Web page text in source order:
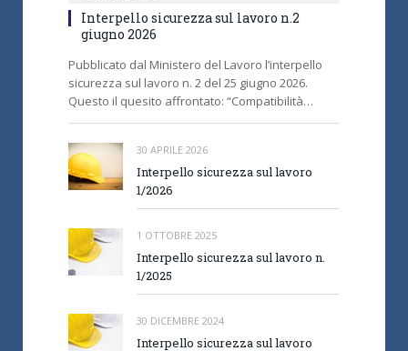
Interpello sicurezza sul lavoro n.2
giugno 2026
Pubblicato dal Ministero del Lavoro l’interpello
sicurezza sul lavoro n. 2 del 25 giugno 2026.
Questo il quesito affrontato: “Compatibilità…
30 APRILE 2026
Interpello sicurezza sul lavoro
1/2026
1 OTTOBRE 2025
Interpello sicurezza sul lavoro n.
1/2025
30 DICEMBRE 2024
Interpello sicurezza sul lavoro